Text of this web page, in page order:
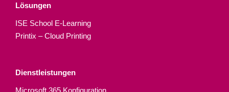
Lösungen
ISE School E-Learning
Printix – Cloud Printing
Dienstleistungen
Microsoft 365 Konfiguration